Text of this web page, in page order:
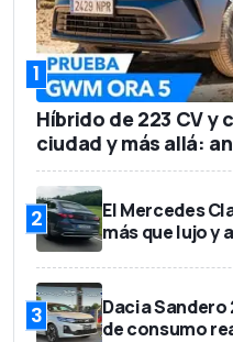
1
Híbrido de 223 CV y
ciudad y más allá:
2
El Mercedes
más que lujo y
3
Dacia
de consumo